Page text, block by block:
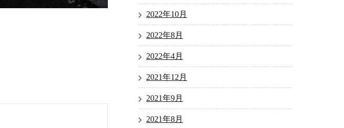
2022年10月
2022年8月
2022年4月
2021年12月
2021年9月
2021年8月